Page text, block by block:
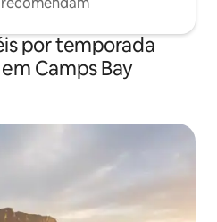
por temporada
Camps Bay